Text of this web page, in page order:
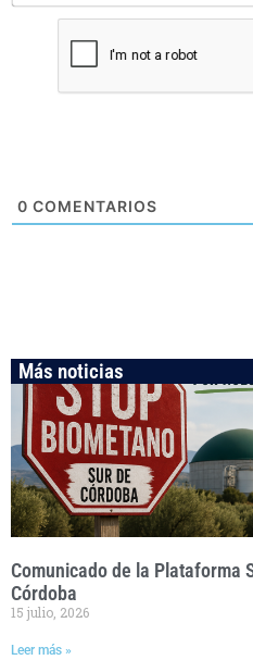
0 COMENTARIOS
Más noticias
Comunicado de la Plataforma
Córdoba
15 julio, 2026
Leer más »